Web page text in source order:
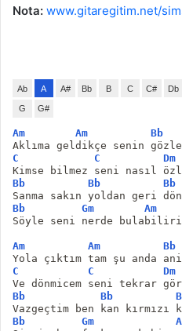
Nota: www.gitaregitim.net/
Ab A A# Bb B C C# Db
G G#
Am Am Bb
Aklıma geldikçe senin
C
C
Dm
Kimse bilmez seni nasıl
Bb
Bb
Bb
Sanma sakın yoldan geri
Bb
Gm
Am
Söyle seni nerde
Am Am Bb
Yola çıktım tam şu anda
C
C
Dm
Ve dönmicem seni tekrar
Bb
Bb
Vazgeçtim ben kan kırmızı
Bb
Gm